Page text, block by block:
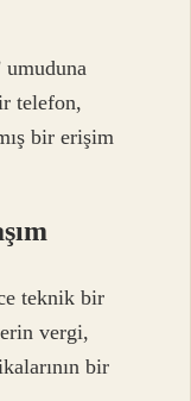
umuduna
telefon,
bir erişim
teknik bir
vergi,
bir